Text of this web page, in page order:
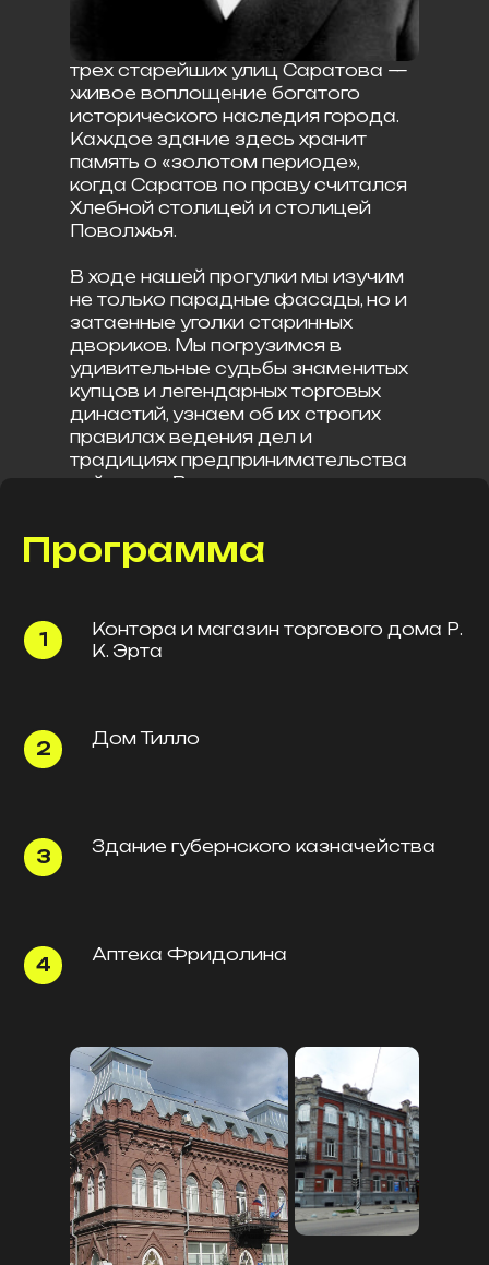
Перед вами откроется одна из
трех старейших улиц Саратова —
живое воплощение богатого
исторического наследия города.
Каждое здание здесь хранит
память о «золотом периоде»,
когда Саратов по праву считался
Хлебной столицей и столицей
Поволжья.
В ходе нашей прогулки мы изучим
не только парадные фасады, но и
затаенные уголки старинных
двориков. Мы погрузимся в
удивительные судьбы знаменитых
купцов и легендарных торговых
династий, узнаем об их строгих
правилах ведения дел и
традициях предпринимательства
той эпохи. Вы увидите, как
переплелись с летописью самого
города.
Программа
Контора и магазин торгового дома Р.
К. Эрта
Дом Тилло
Здание губернского казначейства
Аптека Фридолина